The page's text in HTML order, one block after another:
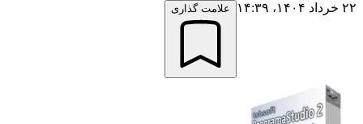
۲۲ خرداد ۱۴۰۴،‏ ۱۴:۳۹
علامت گذاری